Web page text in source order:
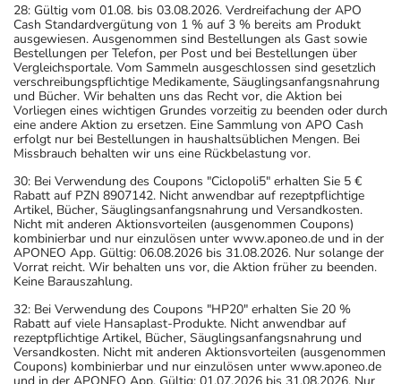
28: Gültig vom 01.08. bis 03.08.2026. Verdreifachung der APO
Cash Standardvergütung von 1 % auf 3 % bereits am Produkt
ausgewiesen. Ausgenommen sind Bestellungen als Gast sowie
Bestellungen per Telefon, per Post und bei Bestellungen über
Vergleichsportale. Vom Sammeln ausgeschlossen sind gesetzlich
verschreibungspflichtige Medikamente, Säuglingsanfangsnahrung
und Bücher. Wir behalten uns das Recht vor, die Aktion bei
Vorliegen eines wichtigen Grundes vorzeitig zu beenden oder durch
eine andere Aktion zu ersetzen. Eine Sammlung von APO Cash
erfolgt nur bei Bestellungen in haushaltsüblichen Mengen. Bei
Missbrauch behalten wir uns eine Rückbelastung vor.
30: Bei Verwendung des Coupons "Ciclopoli5" erhalten Sie 5 €
Rabatt auf PZN 8907142. Nicht anwendbar auf rezeptpflichtige
Artikel, Bücher, Säuglingsanfangsnahrung und Versandkosten.
Nicht mit anderen Aktionsvorteilen (ausgenommen Coupons)
kombinierbar und nur einzulösen unter www.aponeo.de und in der
APONEO App. Gültig: 06.08.2026 bis 31.08.2026. Nur solange der
Vorrat reicht. Wir behalten uns vor, die Aktion früher zu beenden.
Keine Barauszahlung.
32: Bei Verwendung des Coupons "HP20" erhalten Sie 20 %
Rabatt auf viele Hansaplast-Produkte. Nicht anwendbar auf
rezeptpflichtige Artikel, Bücher, Säuglingsanfangsnahrung und
Versandkosten. Nicht mit anderen Aktionsvorteilen (ausgenommen
Coupons) kombinierbar und nur einzulösen unter www.aponeo.de